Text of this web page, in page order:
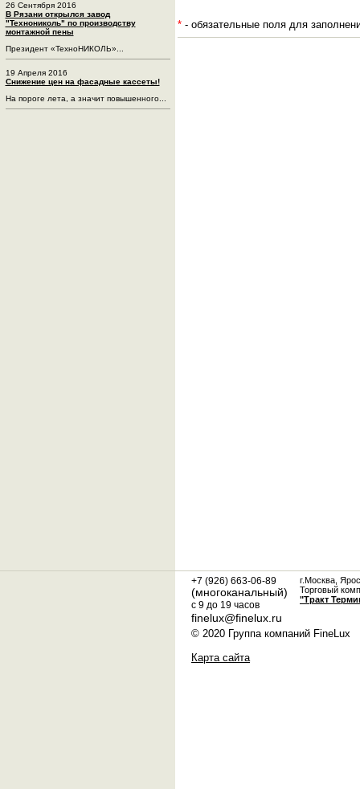
26 Сентября 2016
В Рязани открылся завод
"Технониколь" по производству
монтажной пены
Президент «ТехноНИКОЛЬ»...
19 Апреля 2016
Снижение цен на фасадные кассеты!
На пороге лета, а значит повышенного...
* - обязательные поля для
+7 (926) 663-06-89
(многоканальный)
с 9 до 19 часов
finelux@finelux.ru
г.Москва,
Торговый
"Тракт
© 2020 Группа компаний FineLux
Карта сайта